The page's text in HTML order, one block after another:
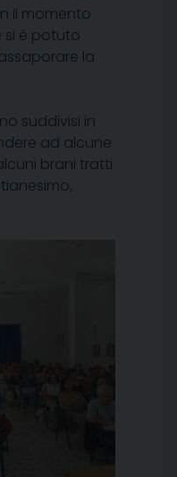
il momento
si è potuto
la
suddivisi in
ad alcune
brani tratti